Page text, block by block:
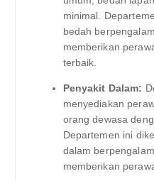
minimal.
bedah
memberikan
terbaik.
Penyakit Dalam:
menyediakan
orang dewasa
Departemen ini
dalam
memberikan